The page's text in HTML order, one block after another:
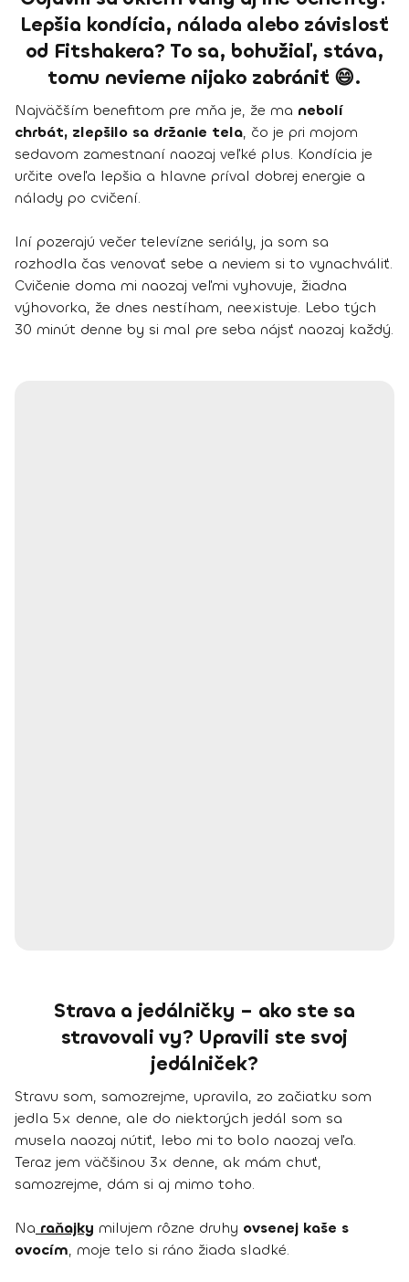
Lepšia kondícia, nálada alebo závislosť
od Fitshakera? To sa, bohužiaľ, stáva,
tomu nevieme nijako zabrániť 😄.
Najväčším benefitom pre mňa je, že ma nebolí
chrbát, zlepšilo sa držanie tela, čo je pri mojom
sedavom zamestnaní naozaj veľké plus. Kondícia je
určite oveľa lepšia a hlavne príval dobrej energie a
nálady po cvičení.
Iní pozerajú večer televízne seriály, ja som sa
rozhodla čas venovať sebe a neviem si to vynachváliť.
Cvičenie doma mi naozaj veľmi vyhovuje, žiadna
výhovorka, že dnes nestíham, neexistuje. Lebo tých
30 minút denne by si mal pre seba nájsť naozaj každý.
Strava a jedálničky – ako ste sa
stravovali vy? Upravili ste svoj
jedálniček?
Stravu som, samozrejme, upravila, zo začiatku som
jedla 5x denne, ale do niektorých jedál som sa
musela naozaj nútiť, lebo mi to bolo naozaj veľa.
Teraz jem väčšinou 3x denne, ak mám chuť,
samozrejme, dám si aj mimo toho.
Na raňajky milujem rôzne druhy ovsenej kaše s
ovocím, moje telo si ráno žiada sladké.